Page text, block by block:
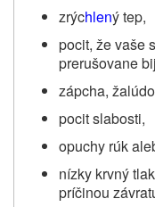
zrýchlený tep,
pocit, že vaše
prerušovane
zápcha,
pocit slabosti,
opuchy rúk
nízky krvný
príčinou